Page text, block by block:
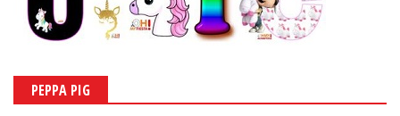
PEPPA PIG